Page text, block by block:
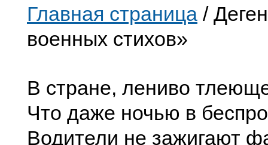
Главная страница /
военных стихов»
В стране, лениво
Что даже ночью в
Водители не зажигают